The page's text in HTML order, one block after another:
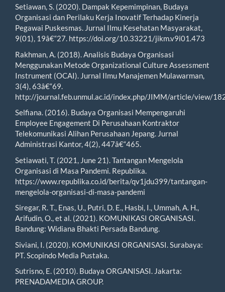
Setiawan, S. (2020). Dampak Kepemimpinan, Budaya
Organisasi dan Perilaku Kerja Inovatif Terhadap Kinerja
Pegawai Puskesmas. Jurnal Ilmu Kesehatan Masyarakat,
9(01), 19â€“27. https://doi.org/10.33221/jikm.v9i01.473
Rakhman, A. (2018). Analisis Budaya Organisasi
Menggunakan Metode Organizational Culture Assessment
Instrument (OCAI). Jurnal Ilmu Manajemen Mulawarman,
3(4), 63â€“69.
http://journal.feb.unmul.ac.id/index.php/JIMM/article/view/
Selfiana. (2016). Budaya Organisasi Mempengaruhi
Employee Engagement Di Perusahaan Kontraktor
Telekomunikasi Alihan Perusahaan Jepang. Jurnal
Administrasi Kantor, 4(2), 447â€“465.
Setiawati, T. (2021, June 21). Tantangan Mengelola
Organisasi di Masa Pandemi. Republika.
https://www.republika.co.id/berita/qv1jdu399/tantangan-
mengelola-organisasi-di-masa-pandemi
Siregar, R. T., Enas, U., Putri, D. E., Hasbi, I., Ummah, A. H.,
Arifudin, O., et al. (2021). KOMUNIKASI ORGANISASI.
Bandung: Widiana Bhakti Persada Bandung.
Siviani, I. (2020). KOMUNIKASI ORGANISASI. Surabaya:
PT. Scopindo Media Pustaka.
Sutrisno, E. (2010). Budaya ORGANISASI. Jakarta:
PRENADAMEDIA GROUP.